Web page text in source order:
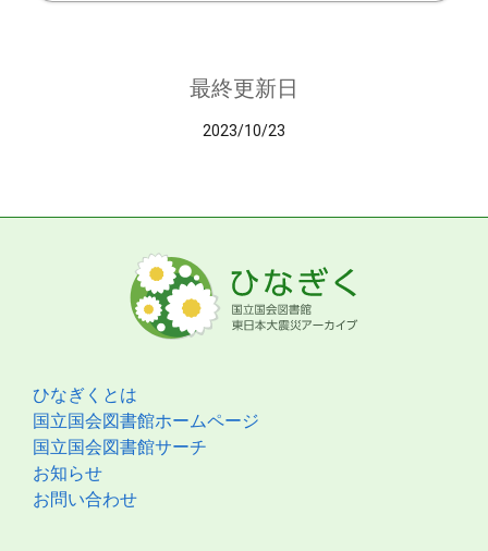
最終更新日
2023/10/23
ひなぎくとは
国立国会図書館ホームページ
国立国会図書館サーチ
お知らせ
お問い合わせ